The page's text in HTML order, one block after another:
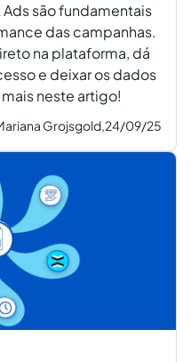
são fundamentais
das campanhas.
na plataforma, dá
e deixar os dados
neste artigo!
Grojsgold,24/09/25